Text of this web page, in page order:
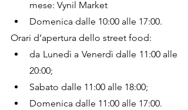
mese: Vynil Market
Domenica dalle 10:00 alle 17:00.
Orari d’apertura dello street food:
da Lunedì a Venerdì dalle 11:00 alle
20:00;
Sabato dalle 11:00 alle 18:00;
Domenica dalle 11:00 alle 17:00.